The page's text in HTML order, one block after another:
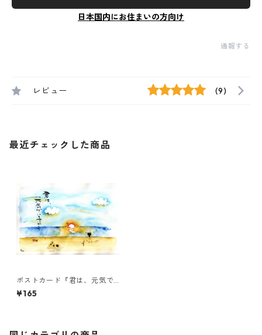
日本国内にお住まいの方向け
通報する
レビュー (9)
最近チェックした商品
ポストカード『君は、元気で
いますか？』
¥165